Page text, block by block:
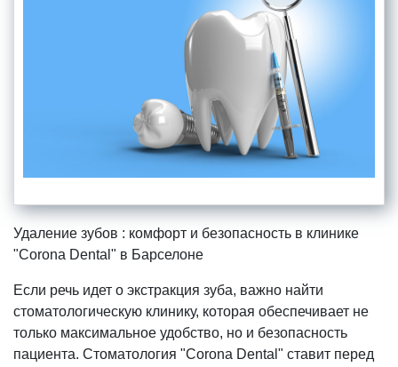
Удаление зубов : комфорт и безопасность в клинике
"Corona Dental" в Барселоне
Если речь идет о экстракция зуба, важно найти
стоматологическую клинику, которая обеспечивает не
только максимальное удобство, но и безопасность
пациента. Стоматология "Corona Dental" ставит перед